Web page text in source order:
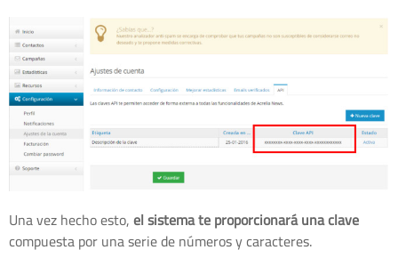
Una vez hecho esto,el sistema te proporcionará una clave
compuesta por una serie de números y caracteres.